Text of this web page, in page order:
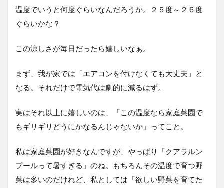
温度でいうと何度ぐらいなんだろうか。２５度～２６度
ぐらいかな？
この涼しさが毎日だったら嬉しいなぁ。
まず、我が家では「エアコンを付けなくても大丈夫」と
なる。それだけで電気代は劇的に減るはず。
実はそれ以上に嬉しいのは、「この温度なら家庭菜園で
もギリギリどうにかなるんじゃないか」ってこと。
私は家庭菜園が好きなんですが、やっぱり「クアラルン
プールって暑すぎる」のね。もちろんその温度で育つ野
菜は多いのだけれど、私としては「欲しい野菜を育てた